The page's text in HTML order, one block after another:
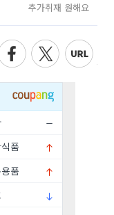
추가취재 원해요